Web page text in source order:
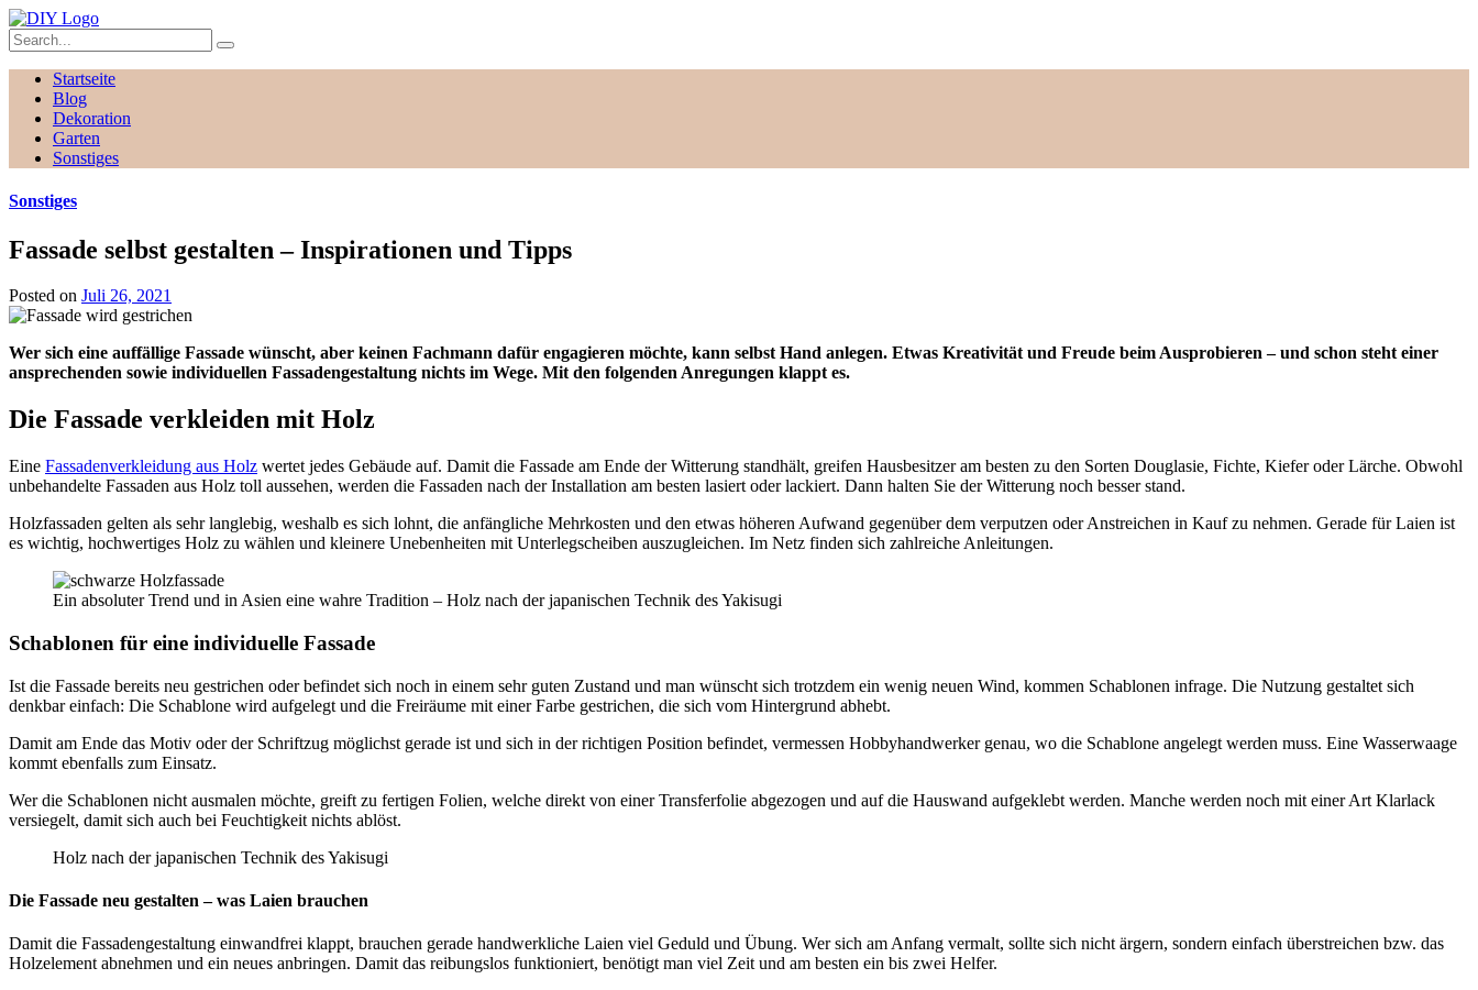
Startseite
Blog
Dekoration
Garten
Sonstiges
Sonstiges
Fassade selbst gestalten – Inspirationen und Tipps
Posted on Juli 26, 2021
Wer sich eine auffällige Fassade wünscht, aber keinen Fachmann dafür engagieren möchte, kann selbst Hand anlegen. Etwas Kreativität und Freude beim Ausprobieren – und schon steht einer
ansprechenden sowie individuellen Fassadengestaltung nichts im Wege. Mit den folgenden Anregungen klappt es.
Die Fassade verkleiden mit Holz
Eine Fassadenverkleidung aus Holz wertet jedes Gebäude auf. Damit die Fassade am Ende der Witterung standhält, greifen Hausbesitzer am besten zu den Sorten Douglasie, Fichte, Kiefer oder Lärche. Obwohl
unbehandelte Fassaden aus Holz toll aussehen, werden die Fassaden nach der Installation am besten lasiert oder lackiert. Dann halten Sie der Witterung noch besser stand.
Holzfassaden gelten als sehr langlebig, weshalb es sich lohnt, die anfängliche Mehrkosten und den etwas höheren Aufwand gegenüber dem verputzen oder Anstreichen in Kauf zu nehmen. Gerade für Laien ist
es wichtig, hochwertiges Holz zu wählen und kleinere Unebenheiten mit Unterlegscheiben auszugleichen. Im Netz finden sich zahlreiche Anleitungen.
Ein absoluter Trend und in Asien eine wahre Tradition – Holz nach der japanischen Technik des Yakisugi
Schablonen für eine individuelle Fassade
Ist die Fassade bereits neu gestrichen oder befindet sich noch in einem sehr guten Zustand und man wünscht sich trotzdem ein wenig neuen Wind, kommen Schablonen infrage. Die Nutzung gestaltet sich
denkbar einfach: Die Schablone wird aufgelegt und die Freiräume mit einer Farbe gestrichen, die sich vom Hintergrund abhebt.
Damit am Ende das Motiv oder der Schriftzug möglichst gerade ist und sich in der richtigen Position befindet, vermessen Hobbyhandwerker genau, wo die Schablone angelegt werden muss. Eine Wasserwaage
kommt ebenfalls zum Einsatz.
Wer die Schablonen nicht ausmalen möchte, greift zu fertigen Folien, welche direkt von einer Transferfolie abgezogen und auf die Hauswand aufgeklebt werden. Manche werden noch mit einer Art Klarlack
versiegelt, damit sich auch bei Feuchtigkeit nichts ablöst.
Holz nach der japanischen Technik des Yakisugi
Die Fassade neu gestalten – was Laien brauchen
Damit die Fassadengestaltung einwandfrei klappt, brauchen gerade handwerkliche Laien viel Geduld und Übung. Wer sich am Anfang vermalt, sollte sich nicht ärgern, sondern einfach überstreichen bzw. das
Holzelement abnehmen und ein neues anbringen. Damit das reibungslos funktioniert, benötigt man viel Zeit und am besten ein bis zwei Helfer.